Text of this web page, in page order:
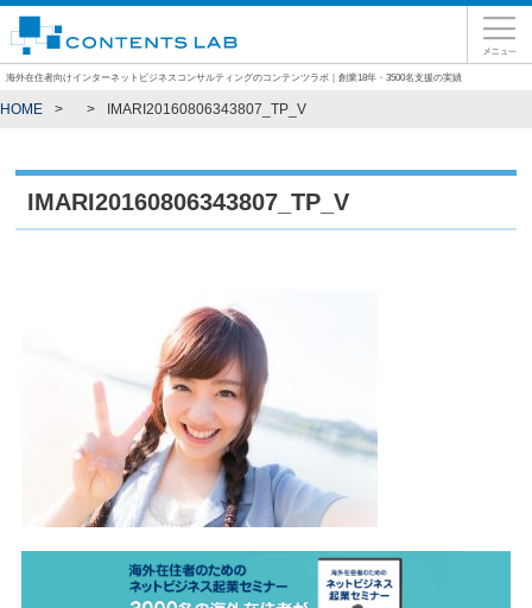
海外在住者向けインターネットビジネスコンサルティングのコンテンツラボ｜創業18年・3500名支援の実績
HOME IMARI20160806343807_TP_V
IMARI20160806343807_TP_V